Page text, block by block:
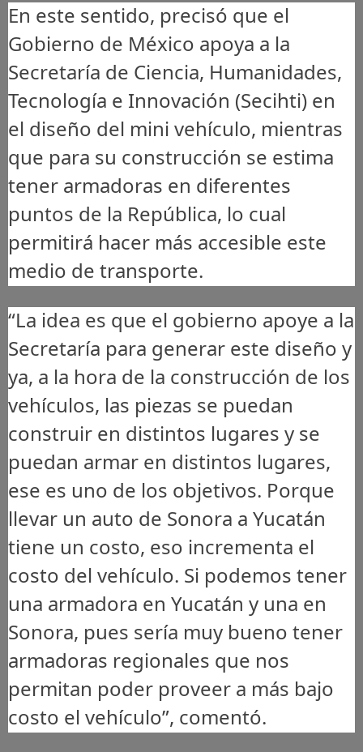
En este sentido, precisó que el
Gobierno de México apoya a la
Secretaría de Ciencia, Humanidades,
Tecnología e Innovación (Secihti) en
el diseño del mini vehículo, mientras
que para su construcción se estima
tener armadoras en diferentes
puntos de la República, lo cual
permitirá hacer más accesible este
medio de transporte.
“La idea es que el gobierno apoye a la
Secretaría para generar este diseño y
ya, a la hora de la construcción de los
vehículos, las piezas se puedan
construir en distintos lugares y se
puedan armar en distintos lugares,
ese es uno de los objetivos. Porque
llevar un auto de Sonora a Yucatán
tiene un costo, eso incrementa el
costo del vehículo. Si podemos tener
una armadora en Yucatán y una en
Sonora, pues sería muy bueno tener
armadoras regionales que nos
permitan poder proveer a más bajo
costo el vehículo”, comentó.